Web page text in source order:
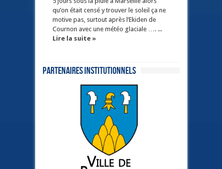
qu’on était censé y trouver le soleil ça ne
motive pas, surtout après l’Ekiden de
Cournon avec une météo glaciale …. ...
Lire la suite »
Partenaires institutionnels